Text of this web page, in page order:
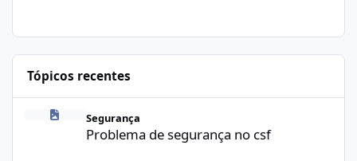
Tópicos recentes
Problema de segurança no csf
Segurança
Problema de segurança no csf